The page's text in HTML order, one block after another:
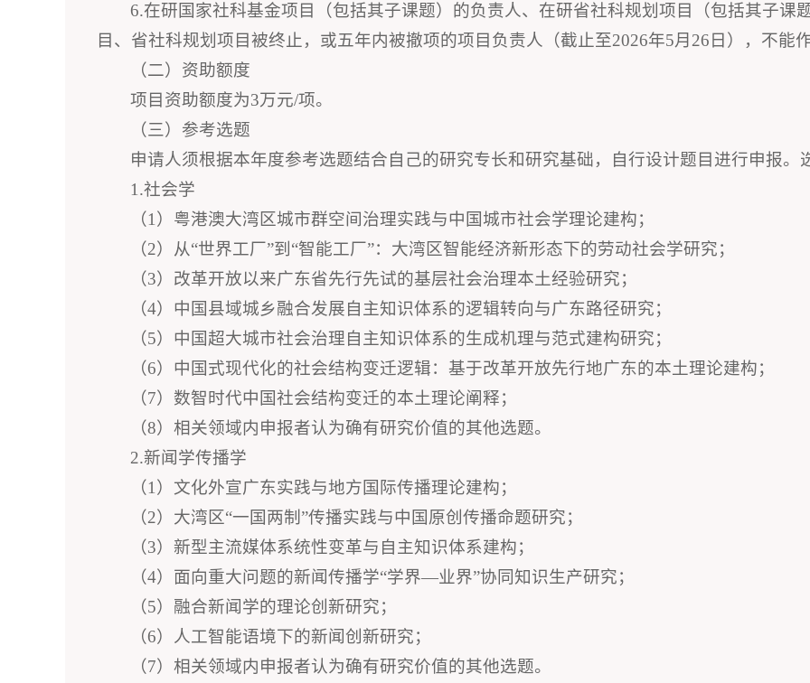
6.在研国家社科基金项目（包括其子课题）的负责人、在研省社科规划项目（包括其子课
目、省社科规划项目被终止，或五年内被撤项的项目负责人（截止至2026年5月26日），不能
（二）资助额度
项目资助额度为3万元/项。
（三）参考选题
申请人须根据本年度参考选题结合自己的研究专长和研究基础，自行设计题目进行申报。
1.社会学
（1）粤港澳大湾区城市群空间治理实践与中国城市社会学理论建构；
（2）从“世界工厂”到“智能工厂”：大湾区智能经济新形态下的劳动社会学研究；
（3）改革开放以来广东省先行先试的基层社会治理本土经验研究；
（4）中国县域城乡融合发展自主知识体系的逻辑转向与广东路径研究；
（5）中国超大城市社会治理自主知识体系的生成机理与范式建构研究；
（6）中国式现代化的社会结构变迁逻辑：基于改革开放先行地广东的本土理论建构；
（7）数智时代中国社会结构变迁的本土理论阐释；
（8）相关领域内申报者认为确有研究价值的其他选题。
2.新闻学传播学
（1）文化外宣广东实践与地方国际传播理论建构；
（2）大湾区“一国两制”传播实践与中国原创传播命题研究；
（3）新型主流媒体系统性变革与自主知识体系建构；
（4）面向重大问题的新闻传播学“学界—业界”协同知识生产研究；
（5）融合新闻学的理论创新研究；
（6）人工智能语境下的新闻创新研究；
（7）相关领域内申报者认为确有研究价值的其他选题。